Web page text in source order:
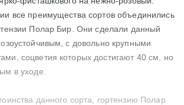
все преимущества сортов объединились
Полар Бир. Они сделали данный
с довольно крупными
соцветия которых достигают 40 см, но
в уходе.
данного сорта, гортензию Полар